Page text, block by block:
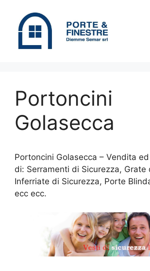
contenuto
Portoncini
Golasecca
Portoncini Golasecca – Vendita
di: Serramenti di Sicurezza, Grate
Inferriate di Sicurezza, Porte
ecc ecc.